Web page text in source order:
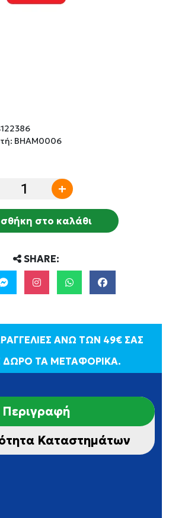
BHAM0006
+
στο καλάθι
SHARE:
ΑΝΩ ΤΩΝ 49€ ΣΑΣ
ΤΑ ΜΕΤΑΦΟΡΙΚΑ.
Περιγραφή
Καταστημάτων